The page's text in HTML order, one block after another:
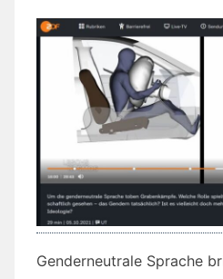
Genderneutrale Sprache